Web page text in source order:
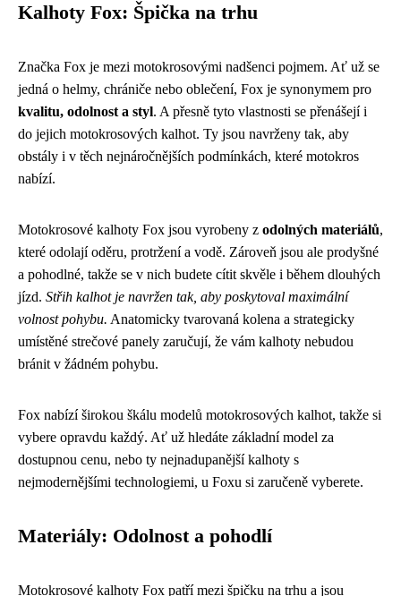
Kalhoty Fox: Špička na trhu
Značka Fox je mezi motokrosovými nadšenci pojmem. Ať už se
jedná o helmy, chrániče nebo oblečení, Fox je synonymem pro
kvalitu, odolnost a styl. A přesně tyto vlastnosti se přenášejí i
do jejich motokrosových kalhot. Ty jsou navrženy tak, aby
obstály i v těch nejnáročnějších podmínkách, které motokros
nabízí.
Motokrosové kalhoty Fox jsou vyrobeny z odolných materiálů,
které odolají oděru, protržení a vodě. Zároveň jsou ale prodyšné
a pohodlné, takže se v nich budete cítit skvěle i během dlouhých
jízd. Střih kalhot je navržen tak, aby poskytoval maximální
volnost pohybu. Anatomicky tvarovaná kolena a strategicky
umístěné strečové panely zaručují, že vám kalhoty nebudou
bránit v žádném pohybu.
Fox nabízí širokou škálu modelů motokrosových kalhot, takže si
vybere opravdu každý. Ať už hledáte základní model za
dostupnou cenu, nebo ty nejnadupanější kalhoty s
nejmodernějšími technologiemi, u Foxu si zaručeně vyberete.
Materiály: Odolnost a pohodlí
Motokrosové kalhoty Fox patří mezi špičku na trhu a jsou